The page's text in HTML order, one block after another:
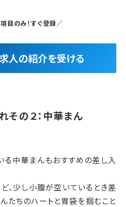
目のみ！すぐ登録／
求人の紹介を受ける
その２：中華まん
る中華まんもおすすめの差し入
、少し小腹が空いているとき差
たちのハートと胃袋を掴むこと